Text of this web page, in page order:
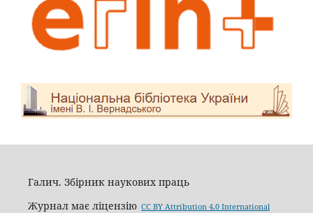
Галич. Збірник наукових праць
Журнал має ліцензію CC BY Attribution 4.0 International